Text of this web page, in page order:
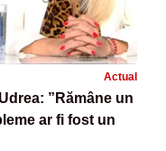
Actual
”Rămâne un
ar fi fost un